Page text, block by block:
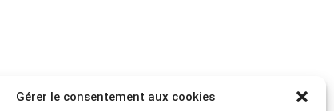
Gérer le consentement aux cookies